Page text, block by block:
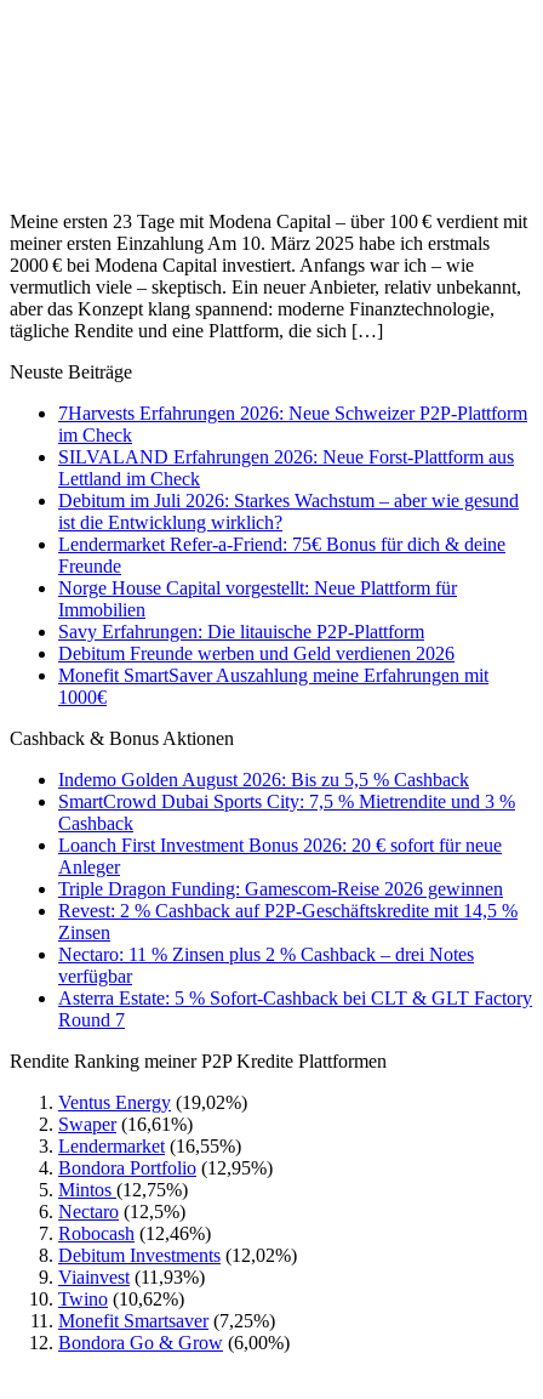
Meine ersten 23 Tage mit Modena Capital – über 100 € verdient mit
meiner ersten Einzahlung Am 10. März 2025 habe ich erstmals
2000 € bei Modena Capital investiert. Anfangs war ich – wie
vermutlich viele – skeptisch. Ein neuer Anbieter, relativ unbekannt,
aber das Konzept klang spannend: moderne Finanztechnologie,
tägliche Rendite und eine Plattform, die sich […]
Neuste Beiträge
7Harvests Erfahrungen 2026: Neue Schweizer P2P-Plattform
im Check
SILVALAND Erfahrungen 2026: Neue Forst-Plattform aus
Lettland im Check
Debitum im Juli 2026: Starkes Wachstum – aber wie gesund
ist die Entwicklung wirklich?
Lendermarket Refer-a-Friend: 75€ Bonus für dich & deine
Freunde
Norge House Capital vorgestellt: Neue Plattform für
Immobilien
Savy Erfahrungen: Die litauische P2P-Plattform
Debitum Freunde werben und Geld verdienen 2026
Monefit SmartSaver Auszahlung meine Erfahrungen mit
1000€
Cashback & Bonus Aktionen
Indemo Golden August 2026: Bis zu 5,5 % Cashback
SmartCrowd Dubai Sports City: 7,5 % Mietrendite und 3 %
Cashback
Loanch First Investment Bonus 2026: 20 € sofort für neue
Anleger
Triple Dragon Funding: Gamescom-Reise 2026 gewinnen
Revest: 2 % Cashback auf P2P-Geschäftskredite mit 14,5 %
Zinsen
Nectaro: 11 % Zinsen plus 2 % Cashback – drei Notes
verfügbar
Asterra Estate: 5 % Sofort-Cashback bei CLT & GLT Factory
Round 7
Rendite Ranking meiner P2P Kredite Plattformen
Ventus Energy (19,02%)
Swaper(16,61%)
Lendermarket (16,55%)
Bondora Portfolio (12,95%)
Mintos (12,75%)
Nectaro (12,5%)
Robocash (12,46%)
Debitum Investments (12,02%)
Viainvest (11,93%)
Twino (10,62%)
Monefit Smartsaver(7,25%)
Bondora Go & Grow (6,00%)